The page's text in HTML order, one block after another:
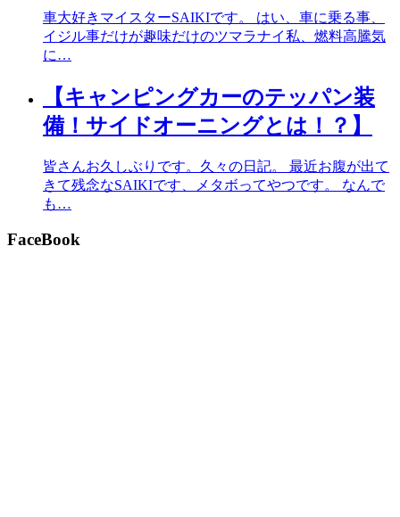
車大好きマイスターSAIKIです。 はい、車に乗る事、
イジル事だけが趣味だけのツマラナイ私、燃料高騰気
に…
【キャンピングカーのテッパン装
備！サイドオーニングとは！？】
皆さんお久しぶりです。久々の日記。 最近お腹が出て
きて残念なSAIKIです、メタボってやつです。 なんで
も…
FaceBook